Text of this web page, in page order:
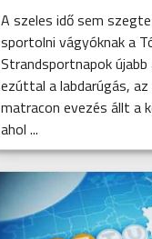
A szeles idő sem
sportolni vágyóknak a
Strandsportnapok újabb
ezúttal a labdarúgás,
matracon evezés állt a
ahol ...